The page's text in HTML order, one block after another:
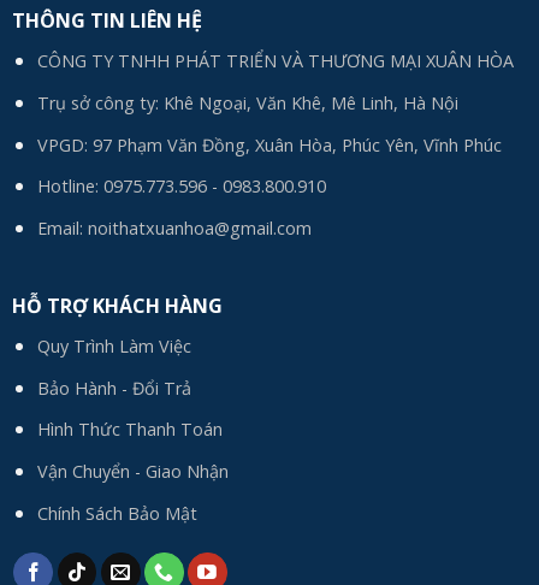
THÔNG TIN LIÊN HỆ
CÔNG TY TNHH PHÁT TRIỂN VÀ THƯƠNG MẠI XUÂN HÒA
Trụ sở công ty: Khê Ngoại, Văn Khê, Mê Linh, Hà Nội
VPGD: 97 Phạm Văn Đồng, Xuân Hòa, Phúc Yên, Vĩnh Phúc
Hotline: 0975.773.596- 0983.800.910
Email: noithatxuanhoa@gmail.com
HỖ TRỢ KHÁCH HÀNG
Quy Trình Làm Việc
Bảo Hành - Đổi Trả
Hình Thức Thanh Toán
Vận Chuyển - Giao Nhận
Chính Sách Bảo Mật